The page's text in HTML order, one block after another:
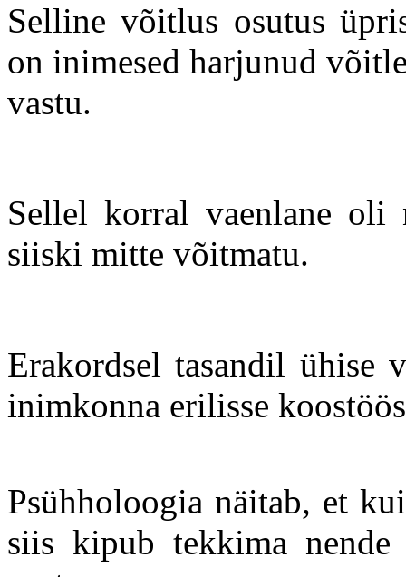
Selline võitlus osutus
on inimesed harjunud
vastu.
Sellel korral vaenlane oli
siiski mitte võitmatu.
Erakordsel tasandil ühise
inimkonna erilisse
Psühholoogia näitab, et
siis kipub tekkima